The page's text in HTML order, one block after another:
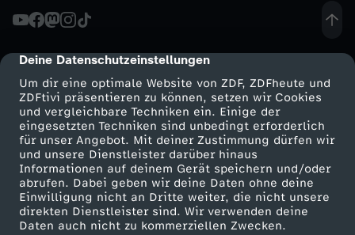
cmp-dialog-description
Deine Datenschutzeinstellungen
Um dir eine optimale Website von ZDF, ZDFheute und
ZDFtivi präsentieren zu können, setzen wir Cookies
und vergleichbare Techniken ein. Einige der
eingesetzten Techniken sind unbedingt erforderlich
für unser Angebot. Mit deiner Zustimmung dürfen wir
und unsere Dienstleister darüber hinaus
Informationen auf deinem Gerät speichern und/oder
abrufen. Dabei geben wir deine Daten ohne deine
Einwilligung nicht an Dritte weiter, die nicht unsere
direkten Dienstleister sind. Wir verwenden deine
Daten auch nicht zu kommerziellen Zwecken.
Mehr ZDF
ZDF-Apps
Smart TV
ZDFtext
Service
ZDFmitreden
Kontakt zum ZDF
Tickets